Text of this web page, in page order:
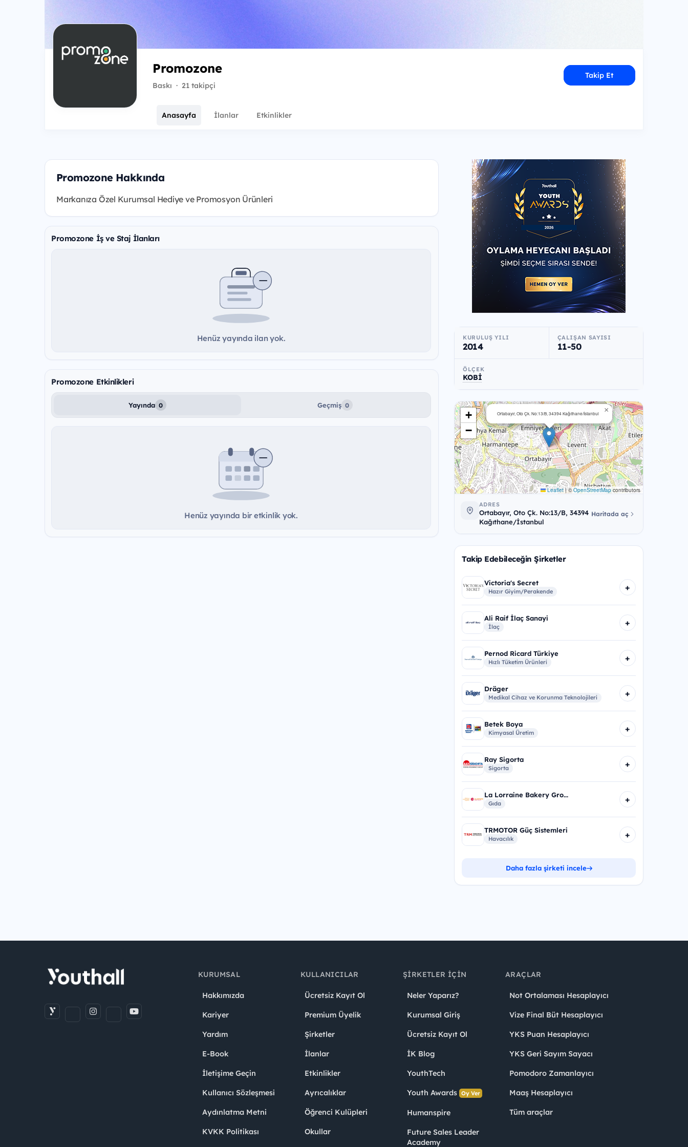
Promozone
Baskı · 21 takipçi
Takip Et
Anasayfa İlanlar Etkinlikler
Promozone Hakkında
Markanıza Özel Kurumsal Hediye ve Promosyon Ürünleri
Promozone İş ve Staj İlanları
Henüz yayında ilan yok.
Promozone Etkinlikleri
Yayında 0 Geçmiş 0
Henüz yayında bir etkinlik yok.
KURULUŞ YILI
2014
ÇALIŞAN SAYISI
11-50
ÖLÇEK
KOBİ
Ortabayır, Oto Çk. No:13/B, 34394 Kağıthane/İstanbul ×
+
−
Leaflet |©OpenStreetMap contributors
ADRES
Ortabayır, Oto Çk. No:13/B, 34394
Kağıthane/İstanbul
Haritada aç
Takip Edebileceğin Şirketler
Victoria's Secret
Hazır Giyim/Perakende +
Ali Raif İlaç Sanayi
İlaç +
Pernod Ricard Türkiye
Hızlı Tüketim Ürünleri +
Dräger
Medikal Cihaz ve Korunma Teknolojileri +
Betek Boya
Kimyasal Üretim +
Ray Sigorta
Sigorta +
La Lorraine Bakery Gro...
Gıda +
TRMOTOR Güç Sistemleri
Havacılık +
Daha fazla şirketi incele
KURUMSAL
Hakkımızda
Kariyer
Yardım
E-Book
İletişime Geçin
Kullanıcı Sözleşmesi
Aydınlatma Metni
KVKK Politikası
KULLANICILAR
Ücretsiz Kayıt Ol
Premium Üyelik
Şirketler
İlanlar
Etkinlikler
Ayrıcalıklar
Öğrenci Kulüpleri
Okullar
ŞIRKETLER İÇIN
Neler Yaparız?
Kurumsal Giriş
Ücretsiz Kayıt Ol
İK Blog
YouthTech
Youth Awards Oy Ver
Humanspire
Future Sales Leader
Academy
ARAÇLAR
Not Ortalaması Hesaplayıcı
Vize Final Büt Hesaplayıcı
YKS Puan Hesaplayıcı
YKS Geri Sayım Sayacı
Pomodoro Zamanlayıcı
Maaş Hesaplayıcı
Tüm araçlar